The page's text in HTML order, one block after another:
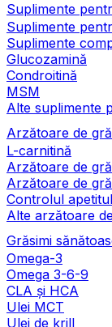
Suplimente
Suplimente
Suplimente
Glucozamină
Condroitină
MSM
Alte suplimente
Arzătoare de
L-carnitină
Arzătoare de
Arzătoare de
Controlul
Alte arzătoare
Grăsimi
Omega-3
Omega 3-6-9
CLA şi HCA
Ulei MCT
Ulei de krill